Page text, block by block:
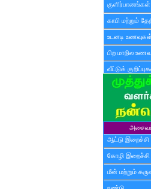
குளிர்பானங்கள்
காபி மற்றும்
உடனடி உணவுகள்
பிற மாநில
வீட்டுக்
ஆட்டு இறைச்சி
கோழி இறைச்சி
மீன் மற்றும்